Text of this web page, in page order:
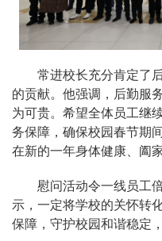
常进校长充分肯定了
的贡献。他强调，后勤服
为可贵。希望全体员工继
务保障，确保校园春节期
在新的一年身体健康、阖
慰问活动令一线员工
示，一定将学校的关怀转
保障，守护校园和谐稳定